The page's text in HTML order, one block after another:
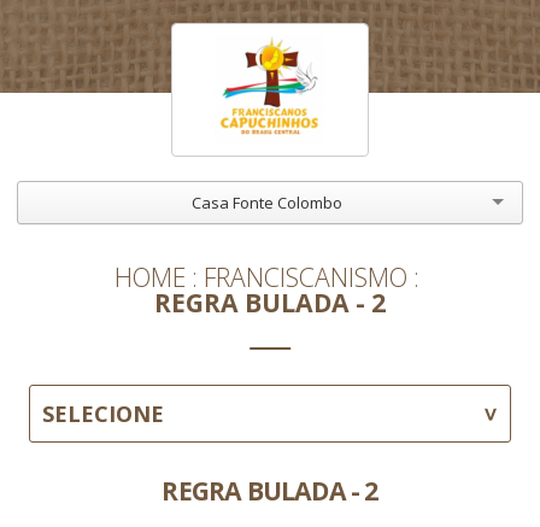
Casa Fonte Colombo
HOME FRANCISCANISMO
REGRA BULADA - 2
SELECIONE
REGRA BULADA - 2